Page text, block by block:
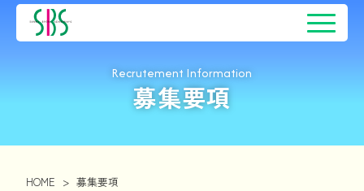
Recrutement Information
募集要項
HOME > 募集要項